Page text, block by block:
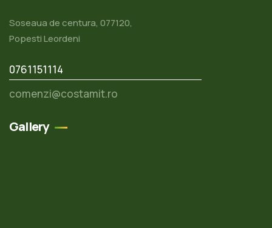
Soseaua de centura, 077120,
Popesti Leordeni
0761151114
comenzi@costamit.ro
Gallery